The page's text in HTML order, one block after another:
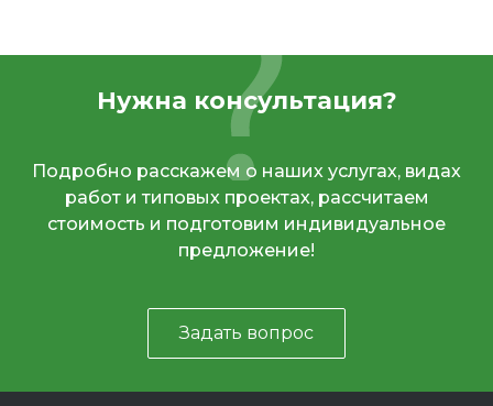
Нужна консультация?
Подробно расскажем о наших услугах, видах
работ и типовых проектах, рассчитаем
стоимость и подготовим индивидуальное
предложение!
Задать вопрос